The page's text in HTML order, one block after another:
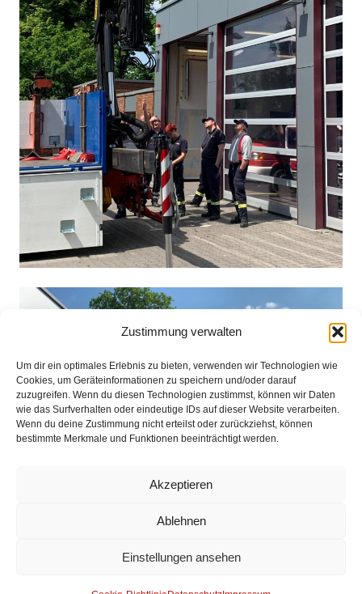
Zustimmung verwalten
Um dir ein optimales Erlebnis zu bieten, verwenden wir Technologien wie
Cookies, um Geräteinformationen zu speichern und/oder darauf
zuzugreifen. Wenn du diesen Technologien zustimmst, können wir Daten
wie das Surfverhalten oder eindeutige IDs auf dieser Website verarbeiten.
Wenn du deine Zustimmung nicht erteilst oder zurückziehst, können
bestimmte Merkmale und Funktionen beeinträchtigt werden.
Akzeptieren
Ablehnen
Einstellungen ansehen